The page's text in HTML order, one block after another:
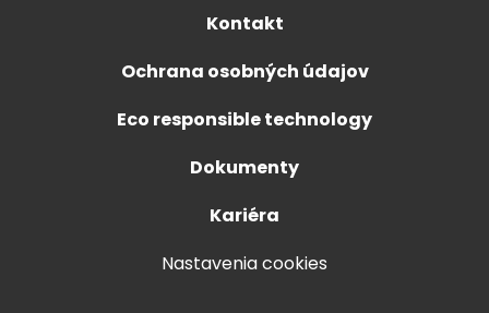
Kontakt
Ochrana osobných údajov
Eco responsible technology
Dokumenty
Kariéra
Nastavenia cookies